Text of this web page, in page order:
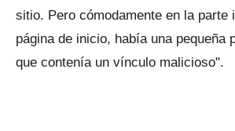
sitio. Pero cómodamente en la parte
página de inicio, había una pequeña
que contenía un vínculo malicioso".